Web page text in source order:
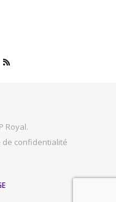
Royal.
de confidentialité